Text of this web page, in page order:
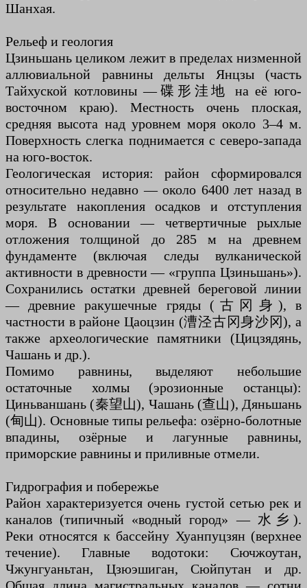
Шанхая.
Рельеф и геология
Цзиньшань целиком лежит в пределах низменной
аллювиальной равнины дельты Янцзы (часть
Тайхуской котловины —碟形洼地 на её юго-
восточном краю). Местность очень плоская,
средняя высота над уровнем моря около 3–4 м.
Поверхность слегка поднимается с северо-запада
на юго-восток.
Геологическая история: район сформировался
относительно недавно — около 6400 лет назад в
результате накопления осадков и отступления
моря. В основании — четвертичные рыхлые
отложения толщиной до 285 м на древнем
фундаменте (включая следы вулканической
активности в древности — «группа Цзиньшань»).
Сохранились остатки древней береговой линии
— древние ракушечные гряды (古冈身), в
частности в районе Цаоцзин (漕泾古冈身沙冈), а
также археологические памятники (Цицзядянь,
Чашань и др.).
Помимо равнины, выделяют небольшие
остаточные холмы (эрозионные останцы):
Циньваншань (秦望山), Чашань (查山), Дяньшань
(甸山). Основные типы рельефа: озёрно-болотные
впадины, озёрные и лагунные равнины,
приморские равнины и приливные отмели.
Гидрография и побережье
Район характеризуется очень густой сетью рек и
каналов (типичный «водный город» — 水乡).
Реки относятся к бассейну Хуанпуцзян (верхнее
течение). Главные водотоки: Сючжоутан,
Чжунгуаньтан, Цзюэшиган, Сюйпутан и др.